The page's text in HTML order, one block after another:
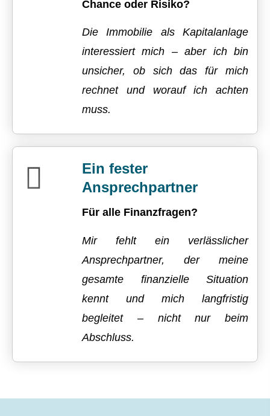
Chance oder Risiko?
Die Immobilie als Kapitalanlage
interessiert mich – aber ich bin
unsicher, ob sich das für mich
rechnet und worauf ich achten
muss.
Ein fester
Ansprechpartner
Für alle Finanzfragen?
Mir fehlt ein verlässlicher
Ansprechpartner, der meine
gesamte finanzielle Situation
kennt und mich langfristig
begleitet – nicht nur beim
Abschluss.